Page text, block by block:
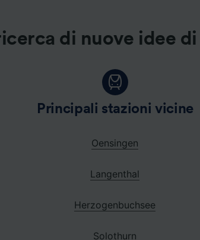
di nuove idee
Principali stazioni vicine
Oensingen
Langenthal
Herzogenbuchsee
Solothurn